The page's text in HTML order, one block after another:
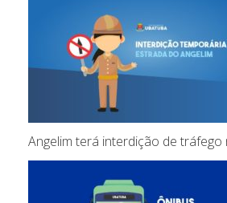
Angelim terá interdição de tráfego